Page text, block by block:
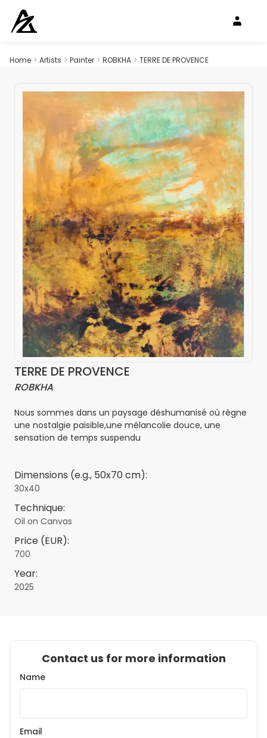
Home > Artists > Painter > ROBKHA > TERRE DE PROVENCE
TERRE DE PROVENCE
ROBKHA
Nous sommes dans un paysage déshumanisé où règne
une nostalgie paisible,une mélancolie douce, une
sensation de temps suspendu
Dimensions (e.g., 50x70 cm):
30x40
Technique:
Oil on Canvas
Price (EUR):
700
Year:
2025
Contact us for more information
Name
Email